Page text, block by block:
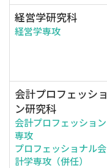
経営学研究科
経営学専攻
会計プロフェッショ
ン研究科
会計プロフェッション
専攻
プロフェッショナル会
計学専攻（併任）